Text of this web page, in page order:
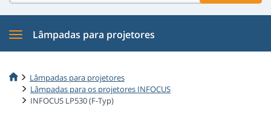
Lâmpadas para projetores
Lâmpadas para projetores
Lâmpadas para os projetores INFOCUS
INFOCUS LP530 (F-Typ)